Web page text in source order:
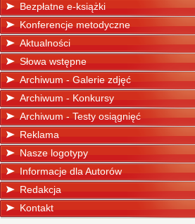
Bezpłatne e-książki
Konferencje metodyczne
Aktualności
Słowa wstępne
Archiwum - Galerie zdjęć
Archiwum - Konkursy
Archiwum - Testy osiągnięć
Reklama
Nasze logotypy
Informacje dla Autorów
Redakcja
Kontakt